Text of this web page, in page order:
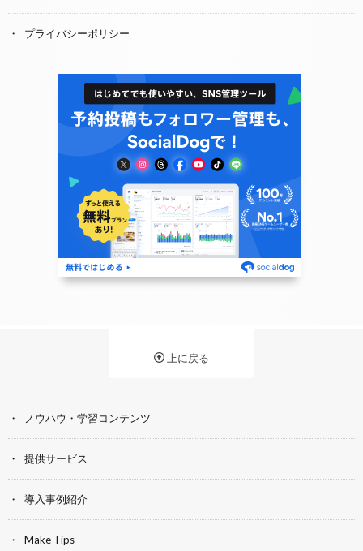
プライバシーポリシー
上に戻る
ノウハウ・学習コンテンツ
提供サービス
導入事例紹介
Make Tips